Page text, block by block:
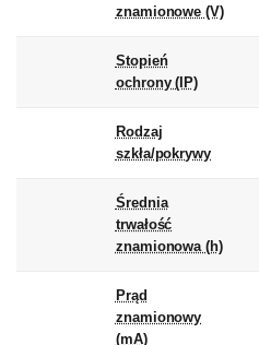
znamionowe (V)
Stopień
ochrony (IP)
Rodzaj
szkła/pokrywy
Średnia
trwałość
znamionowa (h)
Prąd
znamionowy
(mA)